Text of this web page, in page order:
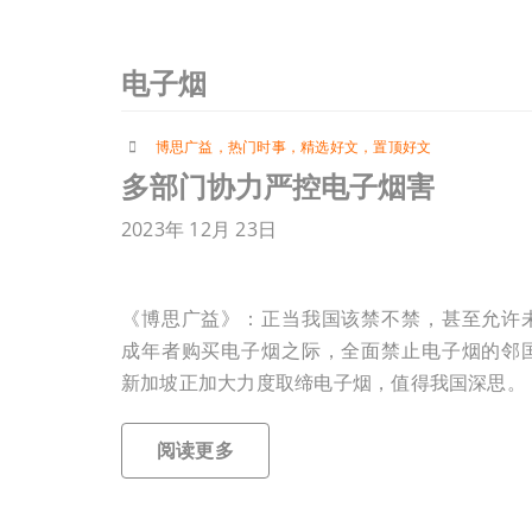
电子烟
博思广益 ， 热门时事，精选好文 ，置顶好文
多部门协力严控电子烟害
2023年 12月 23日
《博思广益》：正当我国该禁不禁，甚至允许
成年者购买电子烟之际，全面禁止电子烟的邻
新加坡正加大力度取缔电子烟，值得我国深思。
阅读更多